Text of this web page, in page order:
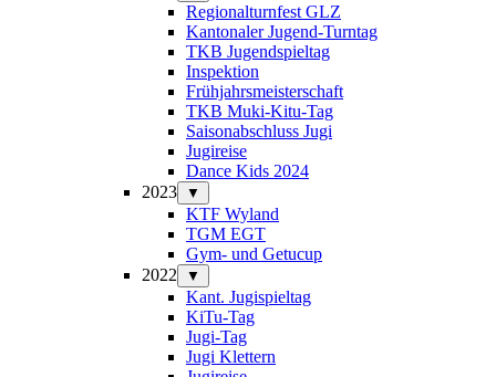
Regionalturnfest GLZ
Kantonaler Jugend-Turntag
TKB Jugendspieltag
Inspektion
Frühjahrsmeisterschaft
TKB Muki-Kitu-Tag
Saisonabschluss Jugi
Jugireise
Dance Kids 2024
2023
▼
KTF Wyland
TGM EGT
Gym- und Getucup
2022
▼
Kant. Jugispieltag
KiTu-Tag
Jugi-Tag
Jugi Klettern